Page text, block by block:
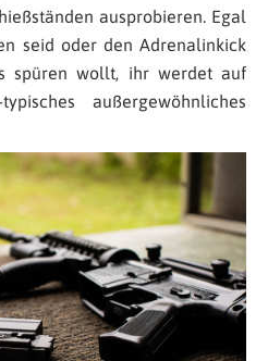
ausprobieren. Egal
seid oder den Adrenalinkick
spüren wollt, ihr werdet auf
außergewöhnliches